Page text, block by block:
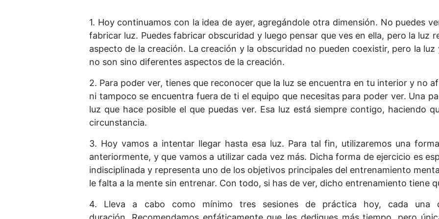
1. Hoy continuamos con la idea de ayer, agregándole otra dimensión. No puedes
fabricar luz. Puedes fabricar obscuridad y luego pensar que ves en ella, pero la luz
aspecto de la creación. La creación y la obscuridad no pueden coexistir, pero la luz
no son sino diferentes aspectos de la creación.
2. Para poder ver, tienes que reconocer que la luz se encuentra en tu interior y no
ni tampoco se encuentra fuera de ti el equipo que necesitas para poder ver. Una
luz que hace posible el que puedas ver. Esa luz está siempre contigo, haciendo
circunstancia.
3. Hoy vamos a intentar llegar hasta esa luz. Para tal fin, utilizaremos una
anteriormente, y que vamos a utilizar cada vez más. Dicha forma de ejercicio es
indisciplinada y representa uno de los objetivos principales del entrenamiento
le falta a la mente sin entrenar. Con todo, si has de ver, dicho entrenamiento tiene
4. Lleva a cabo como mínimo tres sesiones de práctica hoy, cada